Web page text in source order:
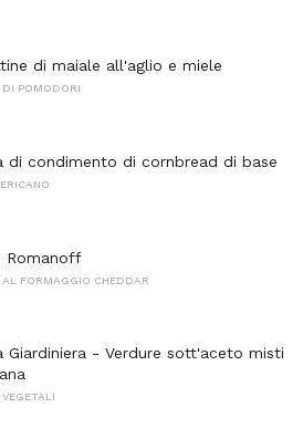
di maiale all'aglio e miele
DI POMODORI
di condimento di cornbread di base
Romanoff
AL FORMAGGIO CHEDDAR
Giardiniera - Verdure sott'aceto misti